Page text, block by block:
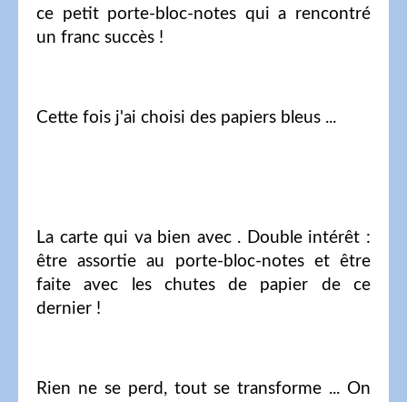
ce petit porte-bloc-notes qui a rencontré
un franc succès !
Cette fois j'ai choisi des papiers bleus ...
La carte qui va bien avec . Double intérêt :
être assortie au porte-bloc-notes et être
faite avec les chutes de papier de ce
dernier !
Rien ne se perd, tout se transforme ... On